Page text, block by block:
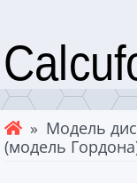
» Модель
(модель